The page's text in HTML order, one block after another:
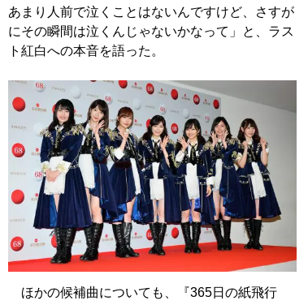
あまり人前で泣くことはないんですけど、さすが
にその瞬間は泣くんじゃないかなって」と、ラス
ト紅白への本音を語った。
ほかの候補曲についても、『365日の紙飛行